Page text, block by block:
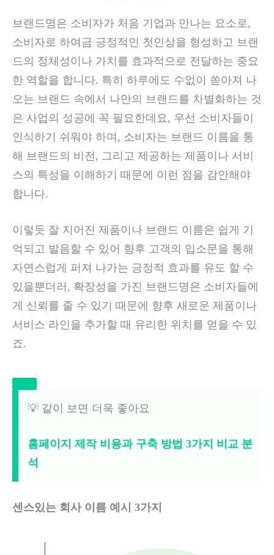
브랜드명은 소비자가 처음 기업과 만나는 요소로,
소비자로 하여금 긍정적인 첫인상을 형성하고 브랜
드의 정체성이나 가치를 효과적으로 전달하는 중요
한 역할을 합니다. 특히 하루에도 수없이 쏟아져 나
오는 브랜드 속에서 나만의 브랜드를 차별화하는 것
은 사업의 성공에 꼭 필요한데요, 우선 소비자들이
인식하기 쉬워야 하며, 소비자는 브랜드 이름을 통
해 브랜드의 비전, 그리고 제공하는 제품이나 서비
스의 특성을 이해하기 때문에 이런 점을 감안해야
합니다.
이렇듯 잘 지어진 제품이나 브랜드 이름은 쉽게 기
억되고 발음할 수 있어 향후 고객의 입소문을 통해
자연스럽게 퍼져 나가는 긍정적 효과를 유도 할 수
있을뿐더러, 확장성을 가진 브랜드명은 소비자들에
게 신뢰를 줄 수 있기 때문에 향후 새로운 제품이나
서비스 라인을 추가할 때 유리한 위치를 얻을 수 있
죠.
💡 같이 보면 더욱 좋아요
홈페이지 제작 비용과 구축 방법 3가지 비교 분
석
센스있는 회사 이름 예시 3가지